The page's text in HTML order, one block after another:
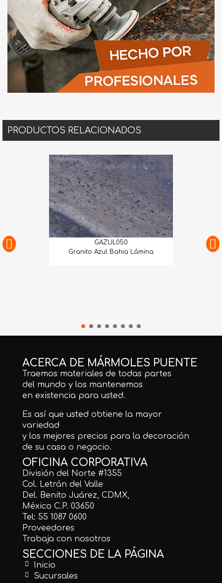
PRODUCTOS RELACIONADOS
GAZUL050
Granito Azul Bahia Lámina
ACERCA DE MÁRMOLES PUENTE
Traemos materiales de todas partes
del mundo y los mantenemos
en existencia para usted.
Es así que usted obtiene la mayor
variedad
y los mejores precios para la decoración
de su casa o negocio.
OFICINA CORPORATIVA
División del Norte #1355
Col. Letrán del Valle
Del. Benito Juárez, CDMX,
México C.P. 03650
Tel: 55 1087 0600
Proveedores
Trabaja con nosotros
SECCIONES DE LA PÁGINA
Inicio
Sucursales